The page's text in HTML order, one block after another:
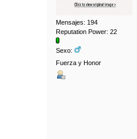
Mensajes: 194
Reputation Power: 22
Sexo:
Fuerza y Honor